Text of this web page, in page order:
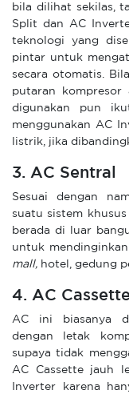
bila dilihat sekilas,
Split dan AC
teknologi yang
pintar untuk
secara otomatis.
putaran
digunakan pun
menggunakan AC
listrik, jika
3. AC Sentral
Sesuai dengan
suatu sistem
berada di luar
untuk
mall, hotel, gedung
4. AC
AC ini biasanya
dengan letak
supaya tidak
AC Cassette jauh
Inverter karena